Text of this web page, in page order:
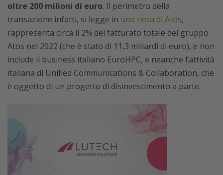
oltre 200 milioni di euro. Il perimetro della
transazione infatti, si legge in una nota di Atos,
rappresenta circa il 2% del fatturato totale del gruppo
Atos nel 2022 (che è stato di 11,3 miliardi di euro), e non
include il business italiano EuroHPC, e neanche l’attività
italiana di Unified Communications & Collaboration, che
è oggetto di un progetto di disinvestimento a parte.